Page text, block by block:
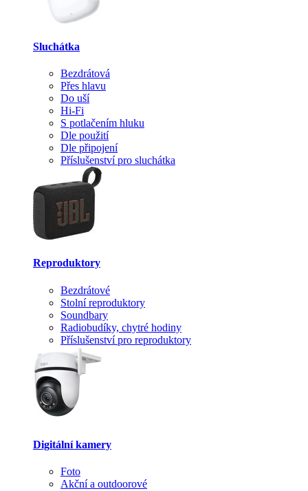
Sluchátka
Bezdrátová
Přes hlavu
Do uší
Hi-Fi
S potlačením hluku
Dle použití
Dle připojení
Příslušenství pro sluchátka
Reproduktory
Bezdrátové
Stolní reproduktory
Soundbary
Radiobudíky, chytré hodiny
Příslušenství pro reproduktory
Digitální kamery
Foto
Akční a outdoorové